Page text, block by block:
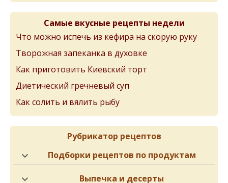
Самые вкусные рецепты недели
Что можно испечь из кефира на скорую руку
Творожная запеканка в духовке
Как приготовить Киевский торт
Диетический гречневый суп
Как солить и вялить рыбу
Рубрикатор рецептов
Подборки рецептов по продуктам
Выпечка и десерты